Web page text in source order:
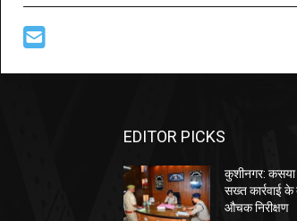
EDITOR PICKS
कुशीनगर: कसया
सख्त कार्रवाई
औचक निरीक्षण